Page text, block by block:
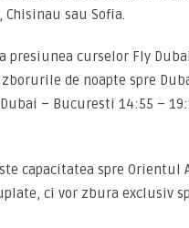
sau Sofia.
presiunea curselor Fly
de noapte spre
– Bucuresti 14:55 –
capacitatea spre Orientul
ci vor zbura exclusiv